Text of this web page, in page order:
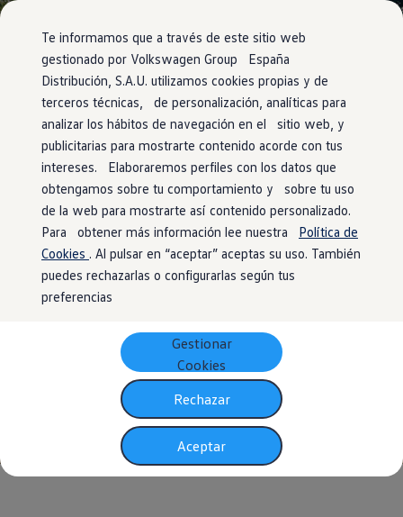
Te informamos que a través de este sitio web
gestionado por Volkswagen Group España
Distribución, S.A.U. utilizamos cookies propias y de
terceros técnicas, de personalización, analíticas para
analizar los hábitos de navegación en el sitio web, y
publicitarias para mostrarte contenido acorde con tus
intereses. Elaboraremos perfiles con los datos que
obtengamos sobre tu comportamiento y sobre tu uso
de la web para mostrarte así contenido personalizado.
Para obtener más información lee nuestra Política de
Cookies . Al pulsar en “aceptar” aceptas su uso. También
puedes rechazarlas o configurarlas según tus
preferencias
Aceptar
Rechazar
Gestionar
Cookies